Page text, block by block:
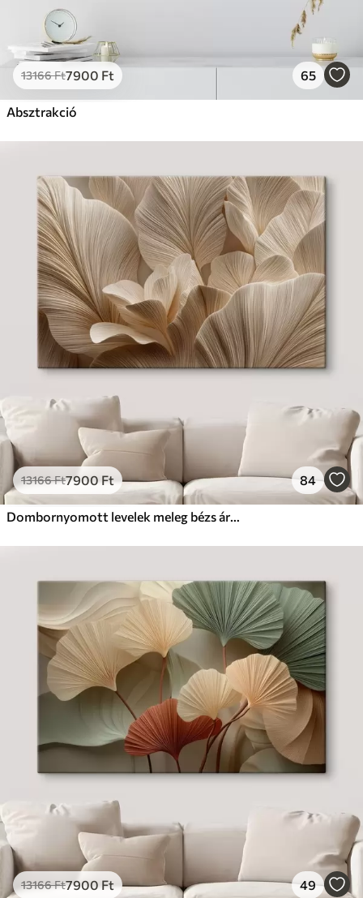
13166Ft7900 Ft 65
Absztrakció
13166Ft7900 Ft 84
Dombornyomott levelek meleg bézs árnyalatokban
13166Ft7900Ft 49